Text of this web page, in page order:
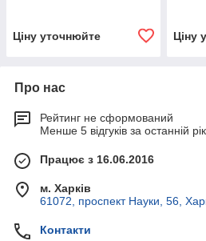
Ціну уточнюйте Ціну
Про нас
Рейтинг не сформований
Менше 5 відгуків за останній рік
Працює з 16.06.2016
м. Харків
61072, проспект Науки, 56,
Контакти